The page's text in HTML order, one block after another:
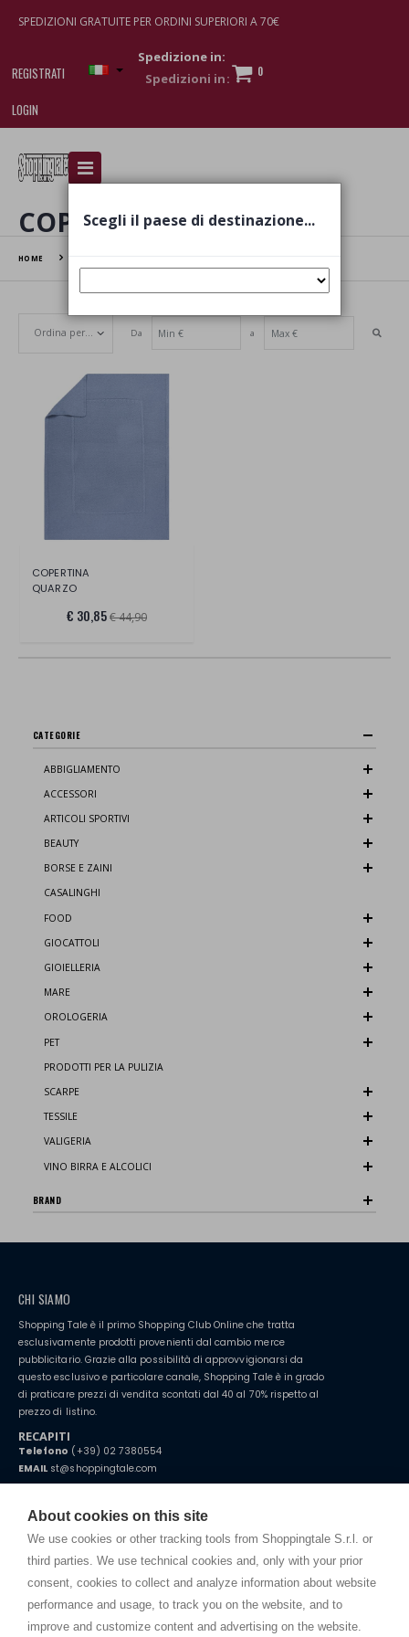
About cookies on this site
We use cookies or other tracking tools from Shoppingtale S.r.l. or
third parties. We use technical cookies and, only with your prior
consent, cookies to collect and analyze information about website
performance and usage, to track you on the website, and to
improve and customize content and advertising on the website.
SPEDIZIONI GRATUITE PER ORDINI SUPERIORI A 70€
REGISTRATI
LOGIN
Spedizione in:
0
I am doing used car sales, in order to show my
various brand-name watches, which of course are
COPERTE
HOME
Set Ascending Direction
Da a
COPERTINA
QUARZO
€ 30,85€ 44,90
CATEGORIE
ABBIGLIAMENTO
ACCESSORI
ARTICOLI SPORTIVI
BEAUTY
BORSE E ZAINI
CASALINGHI
FOOD
GIOCATTOLI
GIOIELLERIA
MARE
OROLOGERIA
PET
PRODOTTI PER LA PULIZIA
SCARPE
TESSILE
VALIGERIA
VINO BIRRA E ALCOLICI
BRAND
CHI SIAMO
Shopping Tale è il primo Shopping Club Online che tratta
esclusivamente prodotti provenienti dal cambio merce
pubblicitario. Grazie alla possibilità di approvvigionarsi da
questo esclusivo e particolare canale, Shopping Tale è in grado
di praticare prezzi di vendita scontati dal 40 al 70% rispetto al
prezzo di listino.
RECAPITI
Telefono (+39) 02 7380554
EMAILst@shoppingtale.com
Starting this year, we decided to provide our customers withfake
home. You will always receive great care and attention, even from a
distance.
TERMINI E CONDIZIONI
Termini e condizioni
Scegli il paese di destinazione...